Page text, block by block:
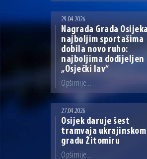
29.04.2026
Nagrada Grada
najboljim sportašima
dobila novo ruho:
najboljima dodijeljen
„Osječki lav“
Opširnije...
27.04.2026
Osijek daruje šest
tramvaja ukrajinskom
gradu Žitomiru
Opširnije...